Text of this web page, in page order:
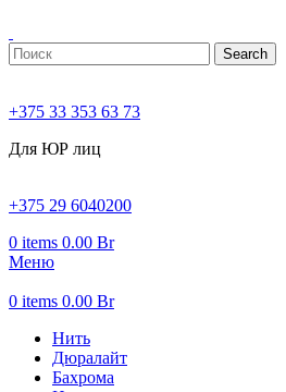
Search
+375 33 353 63 73
Для ЮР лиц
+375 29 6040200
0 items 0.00 Br
Меню
0 items 0.00 Br
Нить
Дюралайт
Бахрома